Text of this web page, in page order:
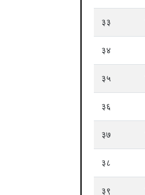
३३
३४
३५
३६
३७
३८
३९